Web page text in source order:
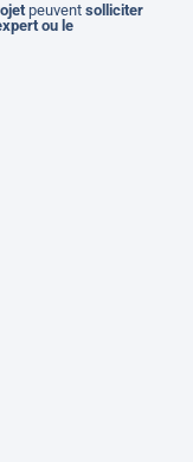
peuventsolliciter
ou le